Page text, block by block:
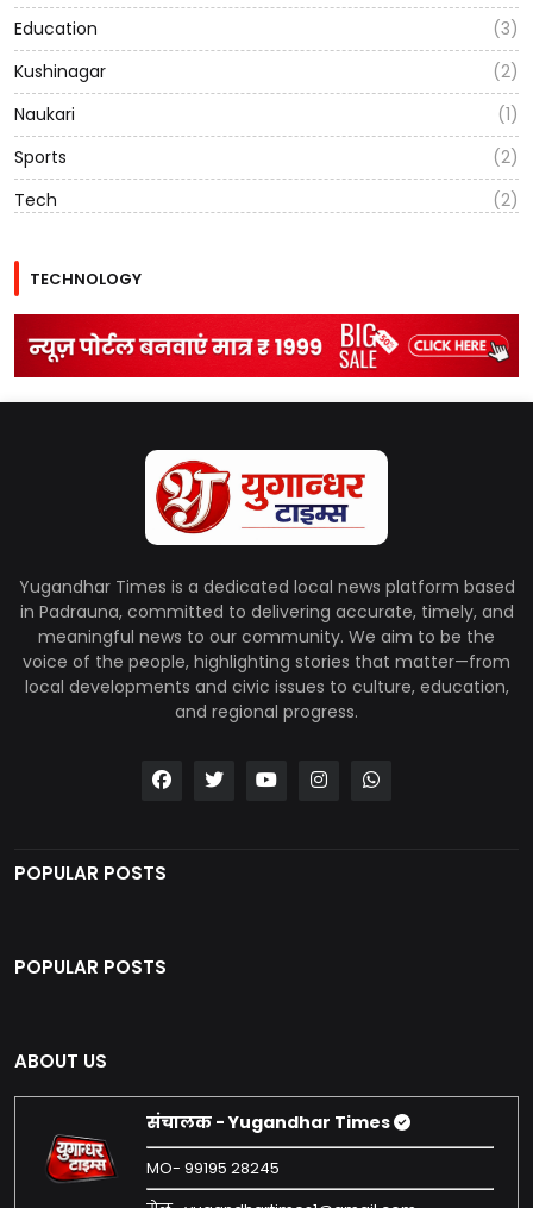
Education
(3)
Kushinagar
(2)
Naukari
(1)
Sports
(2)
Tech
(2)
TECHNOLOGY
Yugandhar Times is a dedicated local news platform based
in Padrauna, committed to delivering accurate, timely, and
meaningful news to our community. We aim to be the
voice of the people, highlighting stories that matter—from
local developments and civic issues to culture, education,
and regional progress.
POPULAR POSTS
POPULAR POSTS
ABOUT US
संचालक - Yugandhar Times
MO- 99195 28245